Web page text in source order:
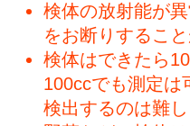
検体の放射能が
をお断りすること
検体はできたら
100ccでも測定は
検出するのは難し